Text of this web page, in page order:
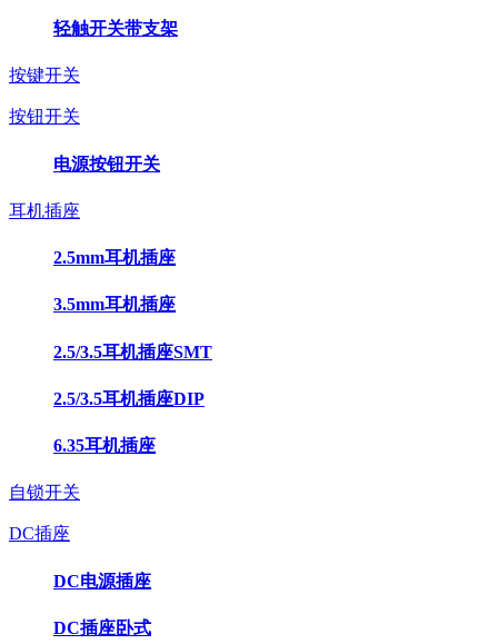
轻触开关带支架
按键开关
按钮开关
电源按钮开关
耳机插座
2.5mm耳机插座
3.5mm耳机插座
2.5/3.5耳机插座SMT
2.5/3.5耳机插座DIP
6.35耳机插座
自锁开关
DC插座
DC电源插座
DC插座卧式